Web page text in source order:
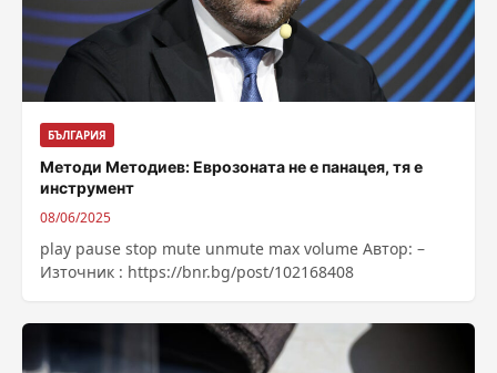
БЪЛГАРИЯ
Методи Методиев: Еврозоната не е панацея, тя е
инструмент
08/06/2025
play pause stop mute unmute max volume Автор: –
Източник : https://bnr.bg/post/102168408